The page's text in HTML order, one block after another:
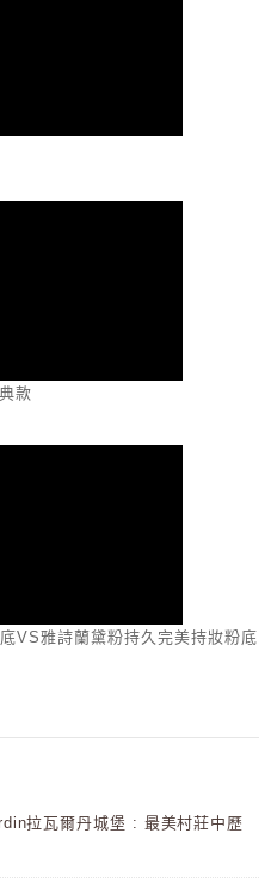
款
VS雅詩蘭黛粉持久完美持妝粉底
拉瓦爾丹城堡 : 最美村莊中歷